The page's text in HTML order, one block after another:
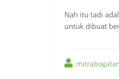
Nah itu tadi
untuk dibuat